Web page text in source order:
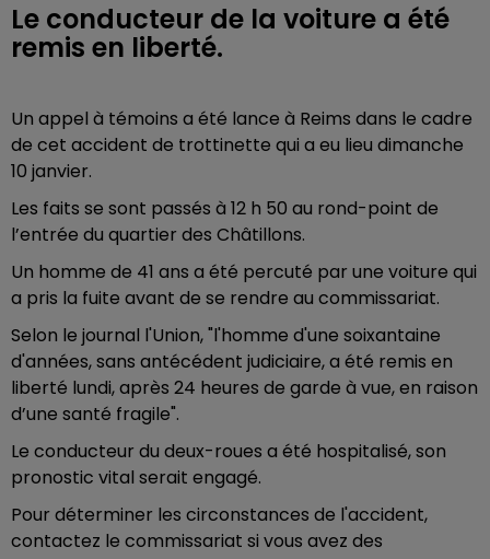
Le conducteur de la voiture a été
remis en liberté.
Un appel à témoins a été lance à Reims dans le cadre
de cet accident de trottinette qui a eu lieu dimanche
10 janvier.
Les faits se sont passés à 12 h 50 au rond-point de
l’entrée du quartier des Châtillons.
Un homme de 41 ans a été percuté par une voiture qui
a pris la fuite avant de se rendre au commissariat.
Selon le journal l'Union, "l'homme d'une soixantaine
d'années,sans antécédent judiciaire, a été remis en
liberté lundi, après 24 heures de garde à vue, en raison
d’une santé fragile".
Le conducteur du deux-roues a été hospitalisé, son
pronostic vital serait engagé.
Pour déterminer les circonstances de l'accident,
contactez le commissariat si vous avez des